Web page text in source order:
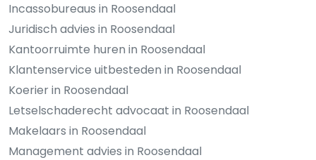
Incassobureaus in Roosendaal
Juridisch advies in Roosendaal
Kantoorruimte huren in Roosendaal
Klantenservice uitbesteden in Roosendaal
Koerier in Roosendaal
Letselschaderecht advocaat in Roosendaal
Makelaars in Roosendaal
Management advies in Roosendaal